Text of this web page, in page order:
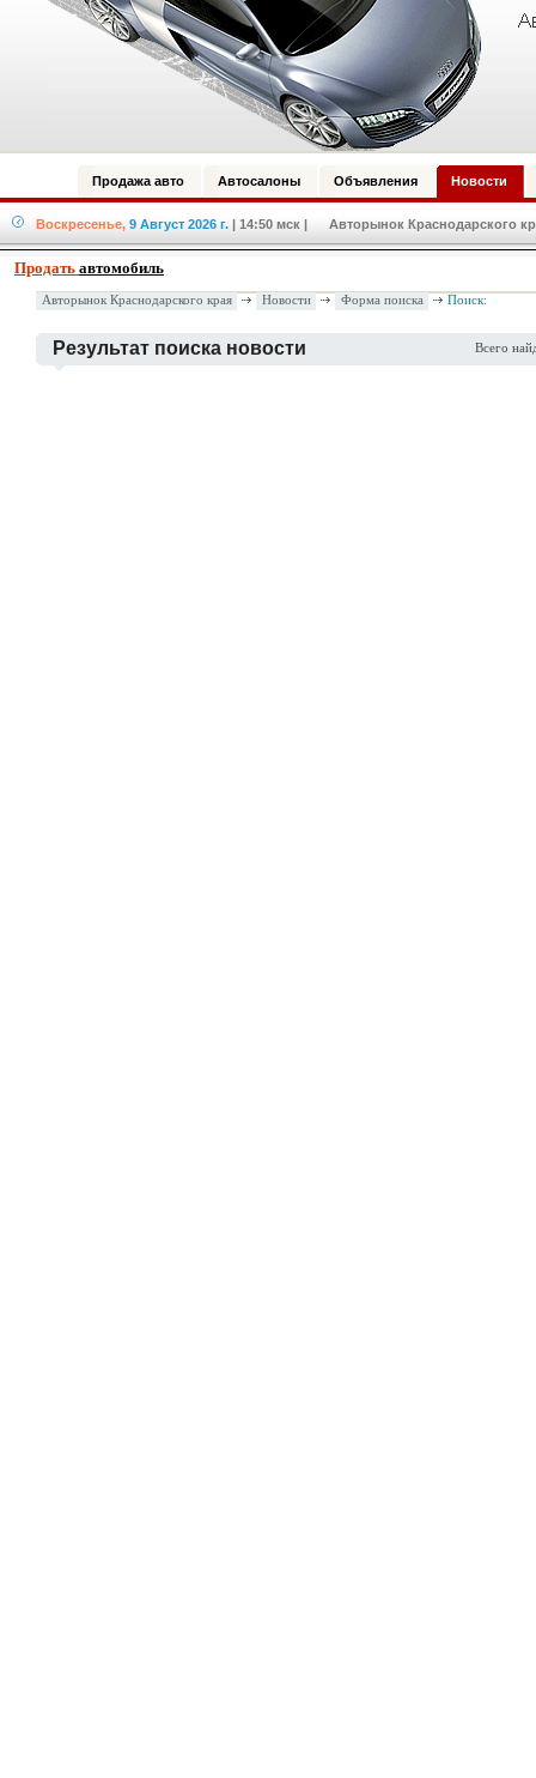
Продажа авто Автосалоны Объявления Новости
Воскресенье, 9 Август 2026 г. | 14:50 мск | Авторынок Краснодарского
Продать автомобиль
Авторынок Краснодарского края Новости Форма поиска Поиск:
Результат поиска новости Всего